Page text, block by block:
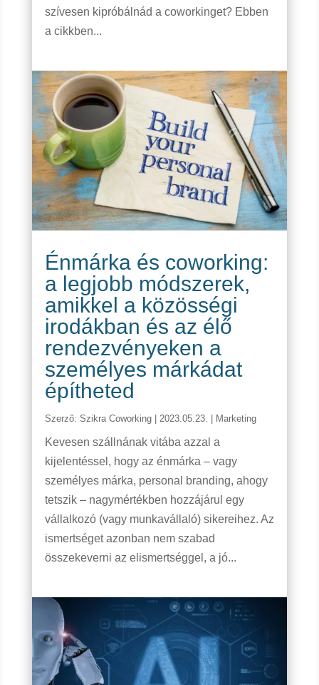
szívesen kipróbálnád a coworkinget? Ebben
a cikkben...
Énmárka és coworking:
a legjobb módszerek,
amikkel a közösségi
irodákban és az élő
rendezvényeken a
személyes márkádat
építheted
Szerző: Szikra Coworking| 2023.05.23. Marketing
Kevesen szállnának vitába azzal a
kijelentéssel, hogy az énmárka – vagy
személyes márka, personal branding, ahogy
tetszik – nagymértékben hozzájárul egy
vállalkozó (vagy munkavállaló) sikereihez. Az
ismertséget azonban nem szabad
összekeverni az elismertséggel, a jó...